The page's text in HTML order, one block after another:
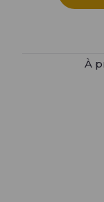
À